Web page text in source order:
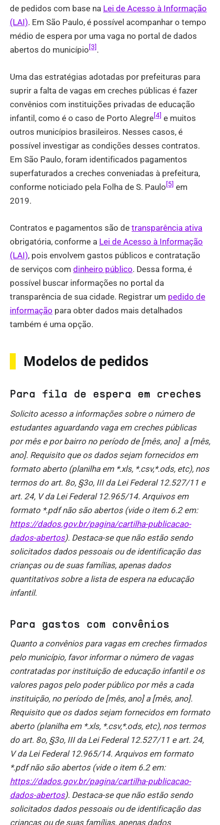
de pedidos com base na Lei de Acesso à Informação
(LAI). Em São Paulo, é possível acompanhar o tempo
médio de espera por uma vaga no portal de dados
abertos do município[3].
Uma das estratégias adotadas por prefeituras para
suprir a falta de vagas em creches públicas é fazer
convênios com instituições privadas de educação
infantil, como é o caso de Porto Alegre[4] e muitos
outros municípios brasileiros. Nesses casos, é
possível investigar as condições desses contratos.
Em São Paulo, foram identificados pagamentos
superfaturados a creches conveniadas à prefeitura,
conforme noticiado pela Folha de S. Paulo[5] em
2019.
Contratos e pagamentos são de transparência ativa
obrigatória, conforme a Lei de Acesso à Informação
(LAI), pois envolvem gastos públicos e contratação
de serviços com dinheiro público. Dessa forma, é
possível buscar informações no portal da
transparência de sua cidade. Registrar um pedido de
informação para obter dados mais detalhados
também é uma opção.
Modelos de pedidos
Para fila de espera em creches
Solicito acesso a informações sobre o número de
estudantes aguardando vaga em creches públicas
por mês e por bairro no período de [mês, ano] a [mês,
ano]. Requisito que os dados sejam fornecidos em
formato aberto (planilha em *.xls, *.csv,*.ods, etc), nos
termos do art. 8o, §3o, III da Lei Federal 12.527/11 e
art. 24, V da Lei Federal 12.965/14. Arquivos em
formato *.pdf não são abertos (vide o item 6.2 em:
https://dados.gov.br/pagina/cartilha-publicacao-
dados-abertos). Destaca-se que não estão sendo
solicitados dados pessoais ou de identificação das
crianças ou de suas famílias, apenas dados
quantitativos sobre a lista de espera na educação
infantil.
Para gastos com convênios
Quanto a convênios para vagas em creches firmados
pelo município, favor informar o número de vagas
contratadas por instituição de educação infantil e os
valores pagos pelo poder público por mês a cada
instituição, no período de [mês, ano] a [mês, ano].
Requisito que os dados sejam fornecidos em formato
aberto (planilha em *.xls, *.csv,*.ods, etc), nos termos
do art. 8o, §3o, III da Lei Federal 12.527/11 e art. 24,
V da Lei Federal 12.965/14. Arquivos em formato
*.pdf não são abertos (vide o item 6.2 em:
https://dados.gov.br/pagina/cartilha-publicacao-
dados-abertos). Destaca-se que não estão sendo
solicitados dados pessoais ou de identificação das
crianças ou de suas famílias, apenas dados